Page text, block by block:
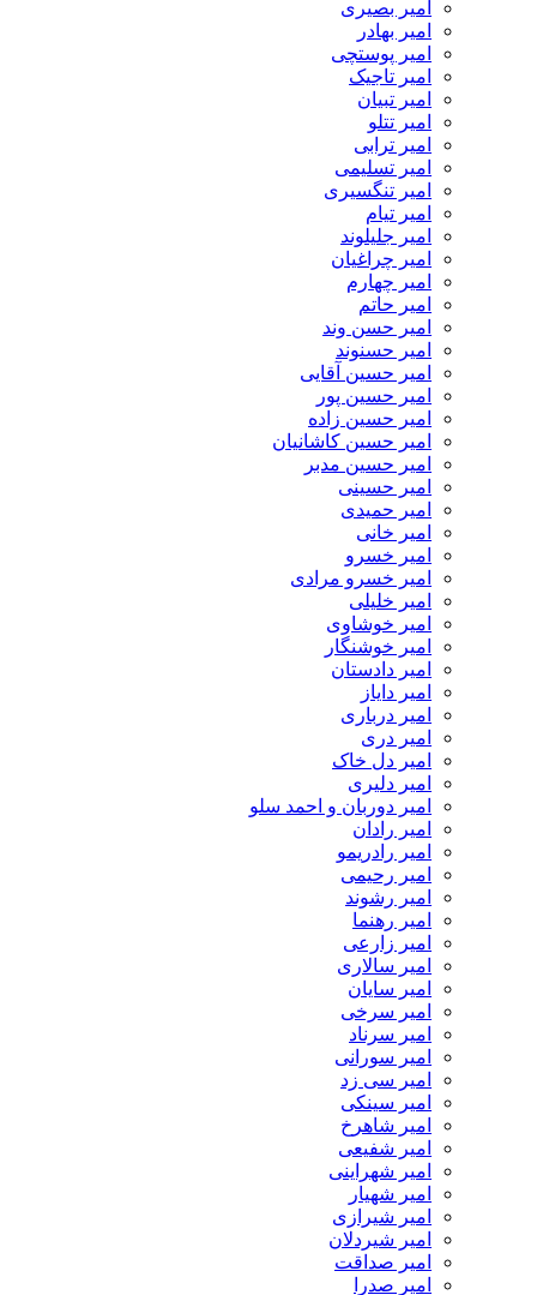
امیر بصیری
امیر بهادر
امیر پوستچی
امیر تاجیک
امیر تبیان
امیر تتلو
امیر ترابی
امیر تسلیمی
امیر تنگسیری
امیر تیام
امیر جلیلوند
امیر چراغیان
امیر چهارم
امیر حاتم
امیر حسن وند
امیر حسنوند
امیر حسین آقایی
امیر حسین پور
امیر حسین زاده
امیر حسین کاشانیان
امیر حسین مدبر
امیر حسینی
امیر حمیدی
امیر خانی
امیر خسرو
امیر خسرو مرادی
امیر خلیلی
امیر خوشاوی
امیر خوشنگار
امیر دادستان
امیر دایاز
امیر درباری
امیر دری
امیر دل خاک
امیر دلیری
امیر دوربان و احمد سلو
امیر رادان
امیر رادریمو
امیر رحیمی
امیر رشوند
امیر رهنما
امیر زارعی
امیر سالاری
امیر سایان
امیر سرخی
امیر سرناد
امیر سورانی
امیر سی زد
امیر سینکی
امیر شاهرخ
امیر شفیعی
امیر شهراینی
امیر شهیار
امیر شیرازی
امیر شیردلان
امیر صداقت
امیر صدرا